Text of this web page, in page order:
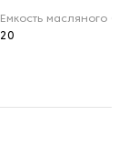
Емкость масляного
20